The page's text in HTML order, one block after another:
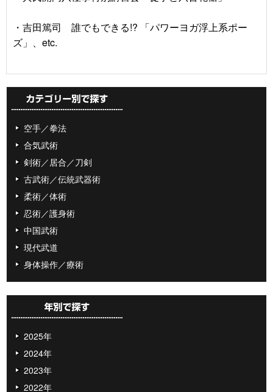
・吉田篤司 誰でもできる!? 「パワーヨガ浮上系ポー
ズ」、etc.
空手／拳法
合気武術
剣術／居合／刀剣
古武術／伝統武器術
柔術／体術
忍術／護身術
中国武術
現代武道
身体操作／療術
2025年
2024年
2023年
2022年